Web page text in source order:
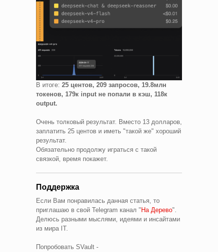
В итоге: 25 центов, 209 запросов, 19.8млн
токенов, 179к input не попали в кэш, 118к
output.
Очень толковый результат. Вместо 13 долларов,
заплатить 25 центов и иметь "такой же" хороший
результат.
Обязательно продолжу играться с такой
связкой, время покажет.
Поддержка
Если Вам понравилась данная статья, то
приглашаю в свой Telegram канал " На Дерево".
Делюсь разными мыслями, идеями и инсайтами
из мира IT.
Попробовать SVault -